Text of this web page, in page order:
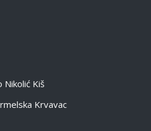
Nikolić Kiš
Krvavac